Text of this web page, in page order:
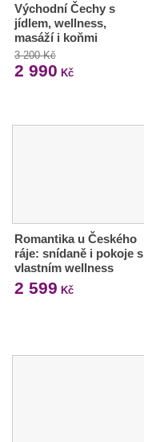
Východní Čechy s
jídlem, wellness,
masáží i koňmi
3 200 Kč
2 990 Kč
Romantika u Českého
ráje: snídaně i pokoje s
vlastním wellness
2 599 Kč